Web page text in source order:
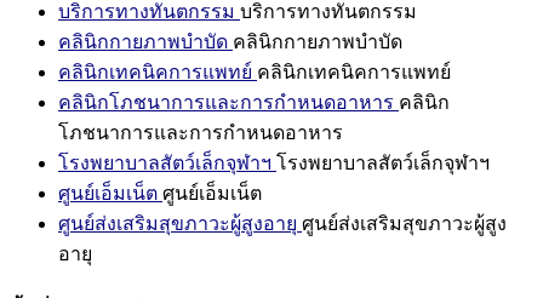
บริการทางทันตกรรม บริการทางทันตกรรม
คลินิกกายภาพบำบัด คลินิกกายภาพบำบัด
คลินิกเทคนิคการแพทย์ คลินิกเทคนิคการแพทย์
คลินิกโภชนาการและการกำหนดอาหาร คลินิก
โภชนาการและการกำหนดอาหาร
โรงพยาบาลสัตว์เล็กจุฬาฯ โรงพยาบาลสัตว์เล็กจุฬาฯ
ศูนย์เอ็มเน็ต ศูนย์เอ็มเน็ต
ศูนย์ส่งเสริมสุขภาวะผู้สูงอายุ ศูนย์ส่งเสริมสุขภาวะผู้สูง
อายุ